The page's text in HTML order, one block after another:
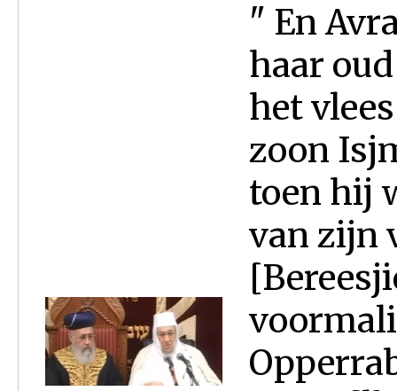
" En
haar
het
zoon
toen hij
van zijn